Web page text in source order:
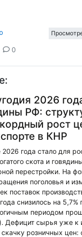
0
2026
РФ:
рост
в КНР
года стало для
скота и
перестройки. На
поголовья и
поставок
снизилось на 5,7%
периодом
Дефицит сырья уже
розничных цен: